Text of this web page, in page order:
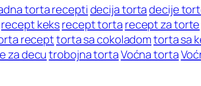
torta recepti decija torta decije
recept keksrecept torta recept za torte
recepttorta sa cokoladomtorta sa
za decutrobojna tortaVoćna torta